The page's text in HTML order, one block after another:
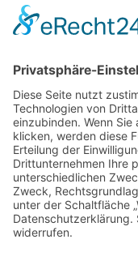
Moment
Dein